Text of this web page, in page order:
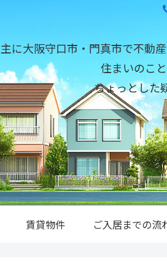
主に大阪守口市・門真市で不動
住まいのこ
ちょっとした
賃貸物件 ご入居までの流